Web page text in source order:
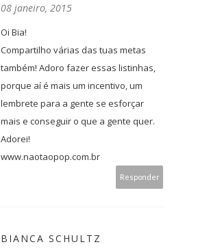
08 janeiro, 2015
Oi Bia!
Compartilho várias das tuas metas
também! Adoro fazer essas listinhas,
porque aí é mais um incentivo, um
lembrete para a gente se esforçar
mais e conseguir o que a gente quer.
Adorei!
www.naotaopop.com.br
Responder
BIANCA SCHULTZ